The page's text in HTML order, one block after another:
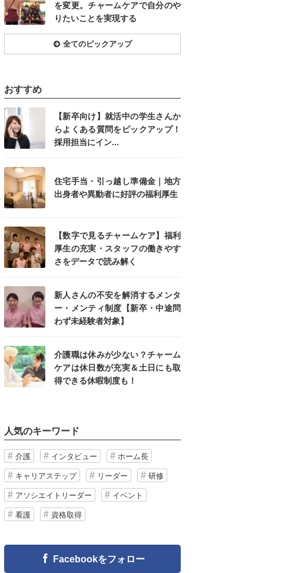
を変更。チャームケアで自分のや
りたいことを実現する
全てのピックアップ
おすすめ
【新卒向け】就活中の学生さんか
らよくある質問をピックアップ！
採用担当にイン...
住宅手当・引っ越し準備金｜地方
出身者や異動者に好評の福利厚生
【数字で見るチャームケア】福利
厚生の充実・スタッフの働きやす
さをデータで読み解く
新人さんの不安を解消するメンタ
ー・メンティ制度【新卒・中途問
わず未経験者対象】
介護職は休みが少ない？チャーム
ケアは休日数が充実＆土日にも取
得できる休暇制度も！
人気のキーワード
介護 インタビュー ホーム長
キャリアステップ リーダー 研修
アソシエイトリーダー イベント
看護 資格取得
Facebookをフォロー